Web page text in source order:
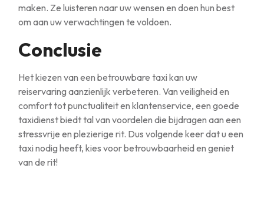
maken. Ze luisteren naar uw wensen en doen hun best
om aan uw verwachtingen te voldoen.
Conclusie
Het kiezen van een betrouwbare taxi kan uw
reiservaring aanzienlijk verbeteren. Van veiligheid en
comfort tot punctualiteit en klantenservice, een goede
taxidienst biedt tal van voordelen die bijdragen aan een
stressvrije en plezierige rit. Dus volgende keer dat u een
taxi nodig heeft, kies voor betrouwbaarheid en geniet
van de rit!